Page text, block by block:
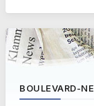
BOULEVARD-